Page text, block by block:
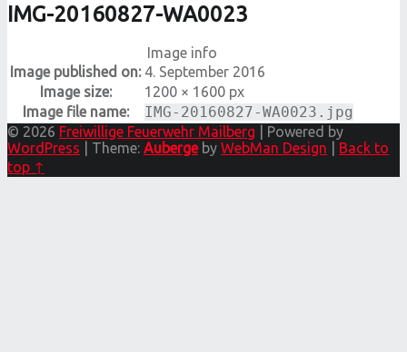
IMG-20160827-WA0023
Image info
Image published on: 4. September 2016
Image size:
1200 × 1600 px
Image file name:
IMG-20160827-WA0023.jpg
© 2026 Freiwillige Feuerwehr Mailberg
Powered by
WordPress
Theme: Aubergeby WebMan Design
Back to
top ↑